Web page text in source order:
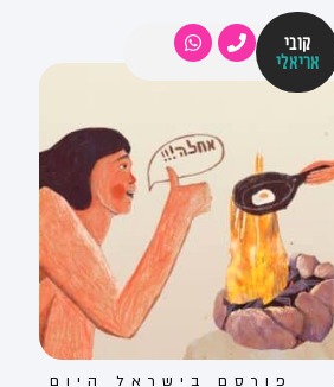
קובי
אריאלי
פורסם ב ישראל היום